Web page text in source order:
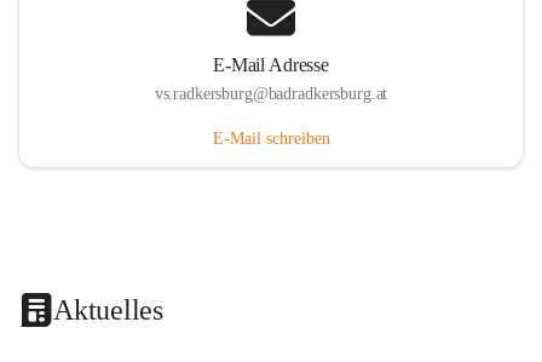
E-Mail Adresse
vs.radkersburg@badradkersburg.at
E-Mail schreiben
Aktuelles